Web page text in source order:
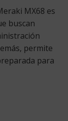
MX68 es
buscan
permite
para